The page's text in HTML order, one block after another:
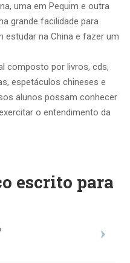
uma em Pequim e outra
grande facilidade para
estudar na China e fazer um
composto por livros, cds,
espetáculos chineses e
alunos possam conhecer
o entendimento da
escrito para